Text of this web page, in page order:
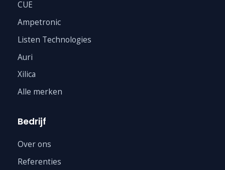
CUE
Ampetronic
Listen Technologies
Auri
Xilica
Alle merken
Bedrijf
Over ons
Referenties